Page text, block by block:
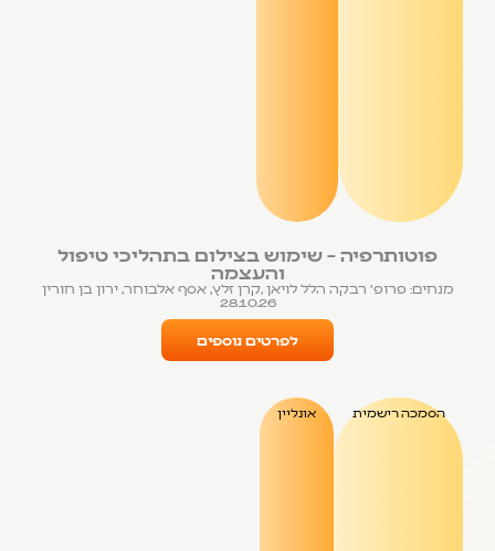
פוטותרפיה – שימוש בצילום בתהליכי טיפול
והעצמה
מנחים: פרופ' רבקה הלל לויאן ,קרן זלץ, אסף אלבוחר, ירון בן חורין
28.10.26
לפרטים נוספים
הסמכה רישמית אונליין